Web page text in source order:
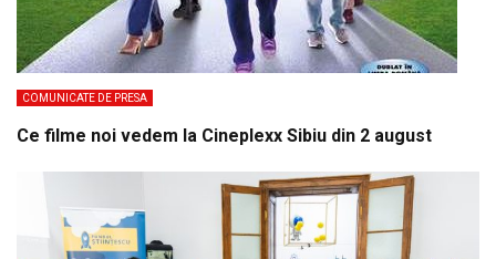
COMUNICATE DE PRESA
Ce filme noi vedem la Cineplexx Sibiu din 2 august